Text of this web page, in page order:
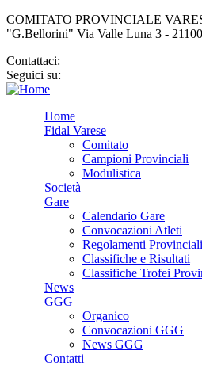
COMITATO PROVINCIALE
"G.Bellorini" Via Valle Luna 3 -
Contattaci:
Seguici su:
Home
Fidal Varese
Comitato
Campioni Provinciali
Modulistica
Società
Gare
Calendario Gare
Convocazioni Atleti
Regolamenti Provinciali
Classifiche e Risultati
Classifiche Trofei
News
GGG
Organico
Convocazioni GGG
News GGG
Contatti